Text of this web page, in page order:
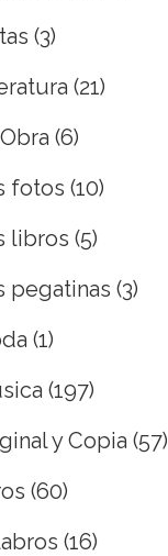
(3)
(21)
(6)
fotos (10)
libros (5)
pegatinas (3)
(1)
(197)
y Copia (57)
(60)
(16)